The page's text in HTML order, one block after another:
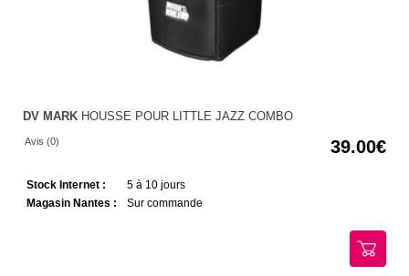
DV MARK HOUSSE POUR LITTLE JAZZ COMBO
Avis (0) 39.00
Stock Internet :
5 à 10 jours
Magasin Nantes :
Sur commande